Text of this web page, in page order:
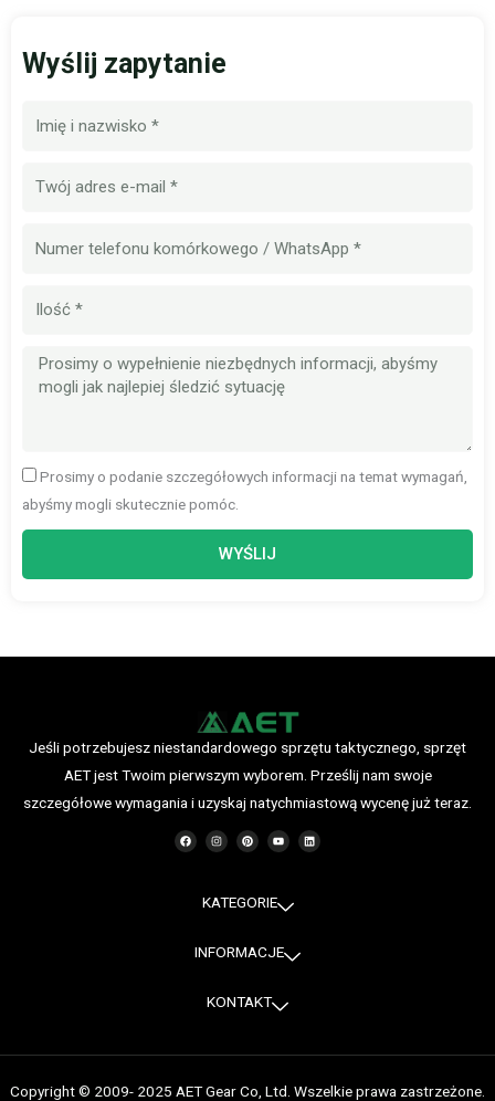
Wyślij zapytanie
Wiadomość
Prosimy o podanie szczegółowych informacji na temat wymagań,
abyśmy mogli skutecznie pomóc.
WYŚLIJ
Jeśli potrzebujesz niestandardowego sprzętu taktycznego, sprzęt
AET jest Twoim pierwszym wyborem. Prześlij nam swoje
szczegółowe wymagania i uzyskaj natychmiastową wycenę już teraz.
F
a
c
I
n
s
r
a
P
i
n
e
s
Y
o
u
e
L
i
n
KATEGORIE
INFORMACJE
KONTAKT
Copyright © 2009- 2025 AET Gear Co, Ltd. Wszelkie prawa zastrzeżone.